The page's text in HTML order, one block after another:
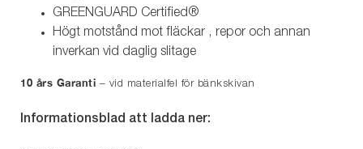
GREENGUARD Certified®
Högt motstånd mot fläckar , repor och annan
inverkan vid daglig slitage
10 års Garanti – vid materialfel för bänkskivan
Informationsblad att ladda ner: